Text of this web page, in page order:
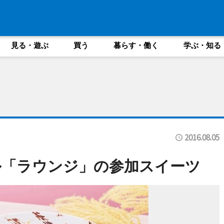
見る・遊ぶ 買う 暮らす・働く 学ぶ・知る
2016.08.05
ラウンジ」の参加スイーツ